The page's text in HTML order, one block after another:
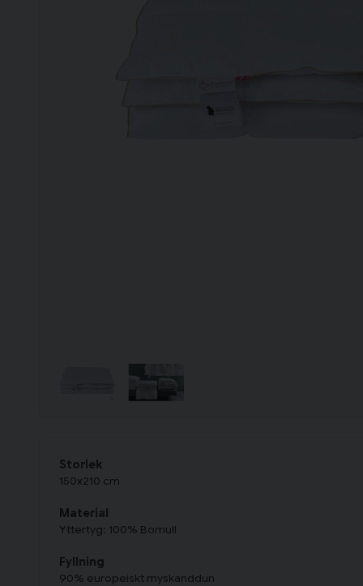
Storlek
150x210 cm
Material
Yttertyg: 100% Bomull
Fyllning
90% europeiskt myskanddun